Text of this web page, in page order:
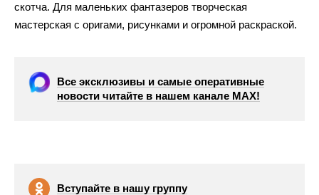
скотча. Для маленьких фантазеров творческая
мастерская с оригами, рисунками и огромной раскраской.
Все эксклюзивы и самые оперативные
новости читайте в нашем канале МАХ!
Вступайте в нашу группу